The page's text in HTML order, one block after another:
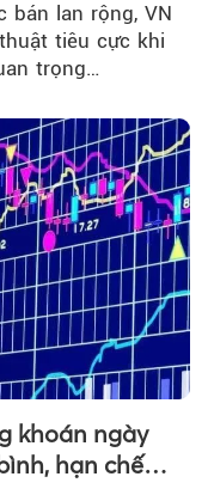
bán lan rộng, VN
tiêu cực khi
trọng…
khoán ngày
hạn chế